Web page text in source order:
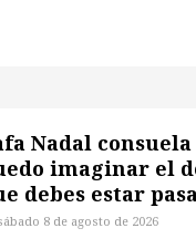
Nadal consuela
imaginar el
debes estar
8 de agosto de 2026